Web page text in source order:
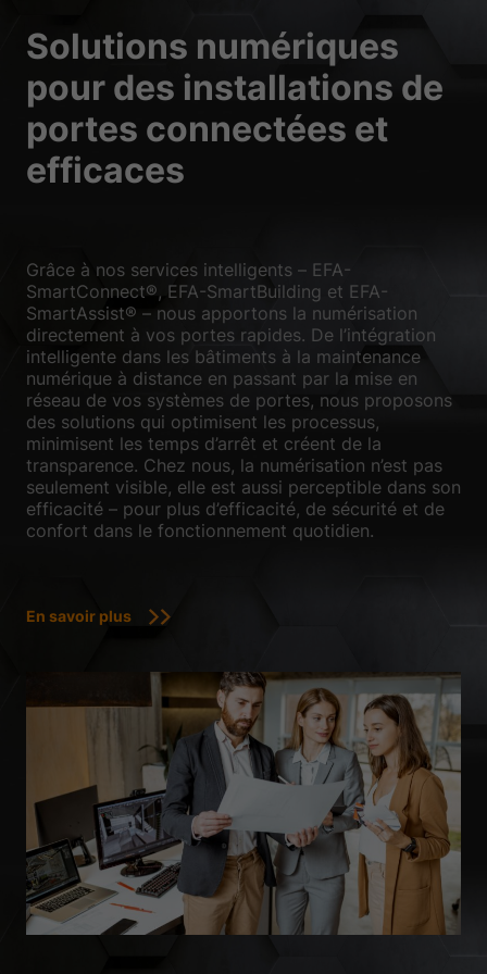
Solutions numériques
pour des installations de
portes connectées et
efficaces
Grâce à nos services intelligents – EFA-
SmartConnect®, EFA-SmartBuilding et EFA-
SmartAssist® – nous apportons la numérisation
directement à vos portes rapides. De l’intégration
intelligente dans les bâtiments à la maintenance
numérique à distance en passant par la mise en
réseau de vos systèmes de portes, nous proposons
des solutions qui optimisent les processus,
minimisent les temps d’arrêt et créent de la
transparence. Chez nous, la numérisation n’est pas
seulement visible, elle est aussi perceptible dans son
efficacité – pour plus d’efficacité, de sécurité et de
confort dans le fonctionnement quotidien.
En savoir plus